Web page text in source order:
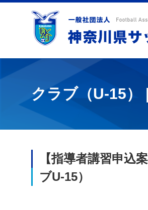
クラブ（U-15）
【指導者講習申込
ブU-15）